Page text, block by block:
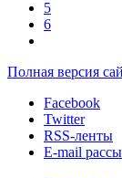
5
6
Полная версия
Facebook
Twitter
RSS-ленты
E-mail